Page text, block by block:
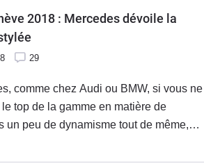
2018 : Mercedes dévoile la
29
comme chez Audi ou BMW, si vous ne
top de la gamme en matière de
un peu de dynamisme tout de même,
à l'occasion du salon de Genève,